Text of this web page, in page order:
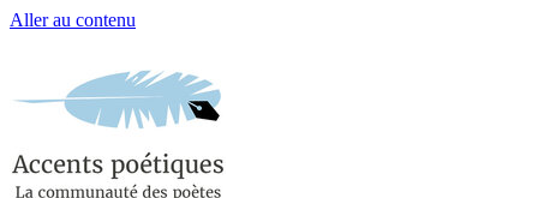
Aller au contenu